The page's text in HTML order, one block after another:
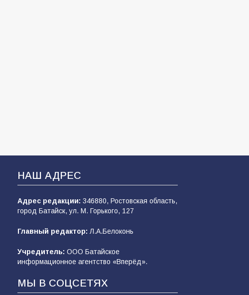
НАШ АДРЕС
Адрес редакции: 346880, Ростовская область,
город Батайск, ул. М. Горького, 127
Главный редактор: Л.А.Белоконь
Учредитель: ООО Батайское
информационное агентство «Вперёд».
МЫ В СОЦСЕТЯХ